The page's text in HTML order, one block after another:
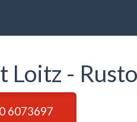
Loitz -
6073697